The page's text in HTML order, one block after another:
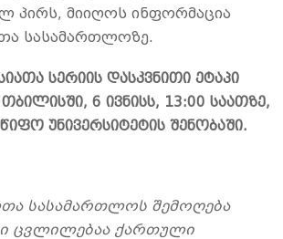
პირს, მიიღოს ინფორმაცია
სასამართლოზე.
სერიის დასკვნითი ეტაპი
6 ივნისს, 13:00 საათზე,
უნივერსიტეტის შენობაში.
სასამართლოს შემოღება
ცვლილებაა ქართული